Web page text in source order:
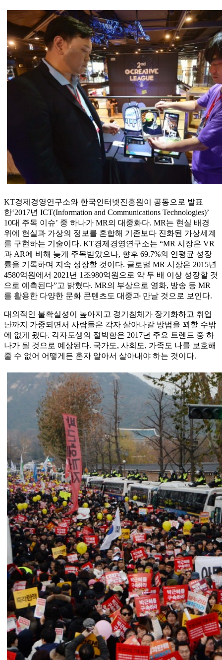
KT경제경영연구소와 한국인터넷진흥원이 공동으로 발표
한‘2017년 ICT(Information and Communications Technologies)’
10대 주목 이슈’ 중 하나가 MR의 대중화다. MR는 현실 배경
위에 현실과 가상의 정보를 혼합해 기존보다 진화된 가상세계
를 구현하는 기술이다. KT경제경영연구소는 “MR 시장은 VR
과 AR에 비해 늦게 주목받았으나, 향후 69.7%의 연평균 성장
률을 기록하며 지속 성장할 것이다. 글로벌 MR 시장은 2015년
4580억원에서 2021년 1조980억원으로 약 두 배 이상 성장할 것
으로 예측된다”고 밝혔다. MR의 부상으로 영화, 방송 등 MR
를 활용한 다양한 문화 콘텐츠도 대중과 만날 것으로 보인다.
대외적인 불확실성이 높아지고 경기침체가 장기화하고 취업
난까지 가중되면서 사람들은 각자 살아나갈 방법을 꾀할 수밖
에 없게 됐다. 각자도생의 절박함은 2017년 주요 트렌드 중 하
나가 될 것으로 예상된다. 국가도, 사회도, 가족도 나를 보호해
줄 수 없어 어떻게든 혼자 알아서 살아내야 하는 것이다.